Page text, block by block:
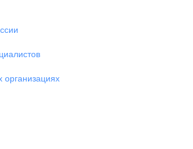
организациях